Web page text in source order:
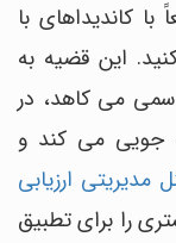
کاندیداهای با
این قضیه به
می کاهد، در
جویی می کند و
مدیریتی ارزیابی
را برای تطبیق